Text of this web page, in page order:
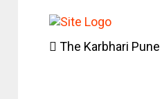
The Karbhari Pune